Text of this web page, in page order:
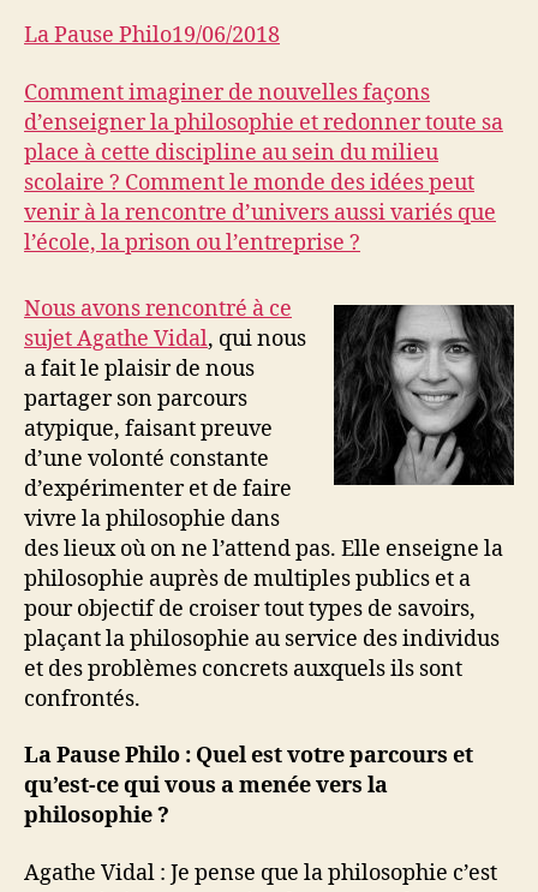
La Pause Philo19/06/2018
Comment imaginer de nouvelles façons
d’enseigner la philosophie et redonner toute sa
place à cette discipline au sein du milieu
scolaire ? Comment le monde des idées peut
venir à la rencontre d’univers aussi variés que
l’école, la prison ou l’entreprise ?
Nous avons rencontré à ce
sujetAgathe Vidal, qui nous
a fait le plaisir de nous
partager son parcours
atypique, faisant preuve
d’une volonté constante
d’expérimenter et de faire
vivre la philosophie dans
des lieux où on ne l’attend pas. Elle enseigne la
philosophie auprès de multiples publics et a
pour objectif de croiser tout types de savoirs,
plaçant la philosophie au service des individus
et des problèmes concrets auxquels ils sont
confrontés.
La Pause Philo : Quel est votre parcours et
qu’est-ce qui vous a menée vers la
philosophie ?
Agathe Vidal : Je pense que la philosophie c’est